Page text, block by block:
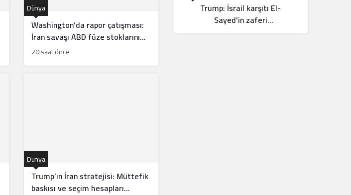
Washington’da rapor çatışması:
İran savaşı ABD füze stoklarını
tüketti mi?
Dünya
20 saat önce
Trump’ın İran stratejisi: Müttefik
baskısı ve seçim hesapları
Dünya
Trump: İsrail karşıtı El-
Sayed’in zaferi